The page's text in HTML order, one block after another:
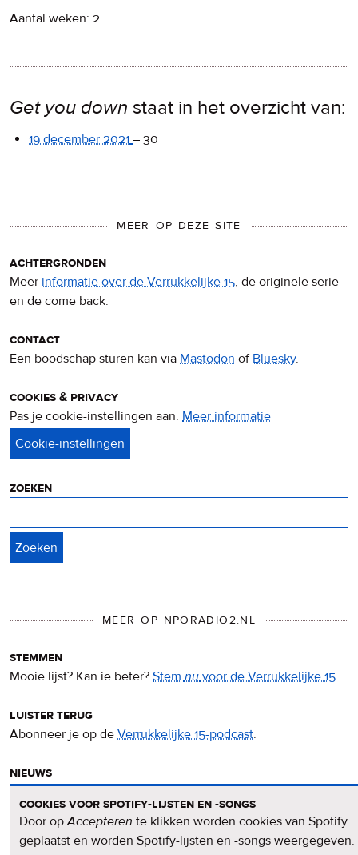
Aantal weken: 2
Get you down staat in het overzicht van:
19 december 2021 – 30
MEER OP DEZE SITE
achtergronden
Meer informatie over de Verrukkelijke 15, de originele serie
en de come back.
contact
Een boodschap sturen kan via Mastodon ofBluesky.
cookies & privacy
Pas je cookie-instellingen aan. Meer informatie
zoeken
MEER OP NPORADIO2.NL
stemmen
Mooie lijst? Kan ie beter? Stemnuvoor de Verrukkelijke 15.
luister terug
Abonneer je op de Verrukkelijke 15-podcast.
nieuws
nieuwsbrief
Meld je aan voor deVerrukkelijke 15-nieuwsbrief.
cookies voor spotify-lijsten en -songs
Door opAccepteren te klikken worden cookies van Spotify
geplaatst en worden Spotify-lijsten en -songs weergegeven.